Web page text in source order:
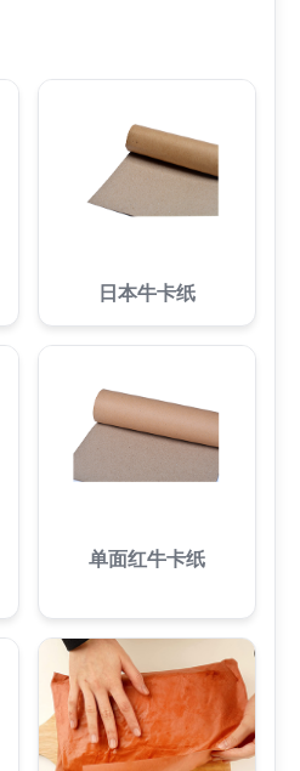
日本牛卡纸
单面红牛卡纸